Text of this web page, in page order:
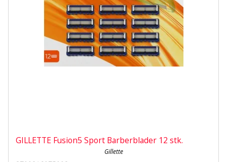
GILLETTE Fusion5 Sport Barberblader 12 stk.
Gillette